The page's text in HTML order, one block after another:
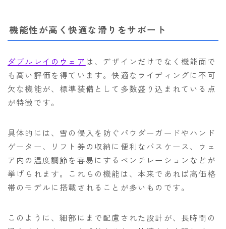
機能性が高く快適な滑りをサポート
ダブルレイのウェア は、デザインだけでなく機能面で
も高い評価を得ています。快適なライディングに不可
欠な機能が、標準装備として多数盛り込まれている点
が特徴です。
具体的には、雪の侵入を防ぐパウダーガードやハンド
ゲーター、リフト券の収納に便利なパスケース、ウェ
ア内の温度調節を容易にするベンチレーションなどが
挙げられます。これらの機能は、本来であれば高価格
帯のモデルに搭載されることが多いものです。
このように、細部にまで配慮された設計が、長時間の